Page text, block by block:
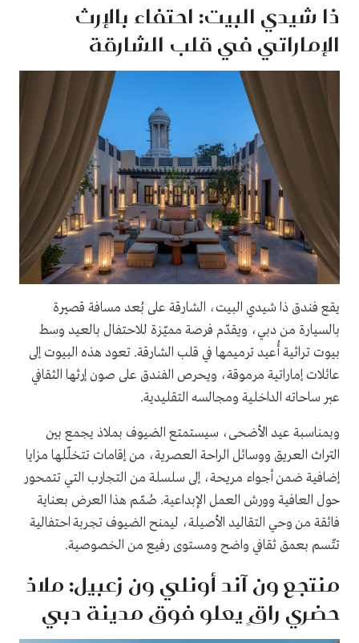
ذا شيدي البيت: احتفاء بالإرث
الإماراتي في قلب الشارقة
يقع فندق ذا شيدي البيت، الشارقة على بُعد مسافة قصيرة
بالسيارة من دبي، ويقدّم فرصة مميّزة للاحتفال بالعيد وسط
بيوت تراثية أُعيد ترميمها في قلب الشارقة. تعود هذه البيوت إلى
عائلات إماراتية مرموقة، ويحرص الفندق على صون إرثها الثقافي
عبر ساحاته الداخلية ومجالسه التقليدية.
وبمناسبة عيد الأضحى، سيستمتع الضيوف بملاذ يجمع بين
التراث العريق ووسائل الراحة العصرية، من إقامات تتخلّلها مزايا
إضافية ضمن أجواء مريحة، إلى سلسلة من التجارب التي تتمحور
حول العافية وورش العمل الإبداعية. صُمّم هذا العرض بعناية
فائقة من وحي التقاليد الأصيلة، ليمنح الضيوف تجربة احتفالية
تتّسم بعمق ثقافي واضح ومستوى رفيع من الخصوصية.
منتجع ون آند أونلي ون زعبيل: ملاذ
حضري راقٍ يعلو فوق مدينة دبي